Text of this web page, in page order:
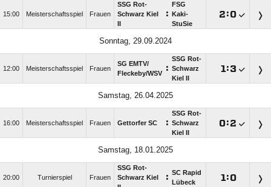
15:00 Meisterschaftsspiel Frauen
SSG Rot-
Schwarz Kiel
:
FSG
Kaki-
StuSie
:
Sonntag, 29.09.2024
12:00 Meisterschaftsspiel Frauen
SG EMTV/​
Fleckeby/​WSV :
SSG Rot-
Schwarz
Kiel II
:
Samstag, 26.04.2025
16:00 Meisterschaftsspiel Frauen Gettorfer SC :
SSG Rot-
Schwarz
Kiel II
:
Samstag, 18.01.2025
20:00 Turnierspiel Frauen
SSG Rot-
Schwarz Kiel
: SC Rapid
Lübeck
: